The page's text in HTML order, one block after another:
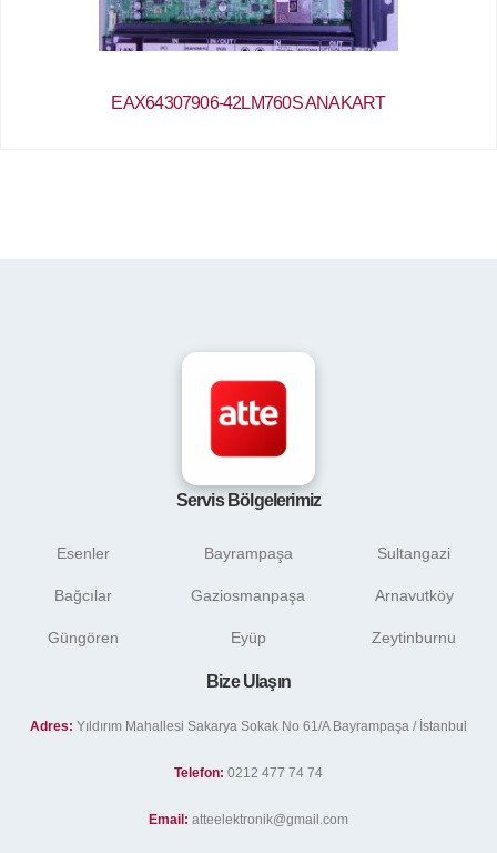
EAX64307906-42LM760S ANAKART
Servis Bölgelerimiz
Esenler
Bağcılar
Güngören
Bayrampaşa
Gaziosmanpaşa
Eyüp
Sultangazi
Arnavutköy
Zeytinburnu
Bize Ulaşın
Adres: Yıldırım Mahallesi Sakarya Sokak No 61/A Bayrampaşa / İstanbul
Telefon: 0212 477 74 74
Email: atteelektronik@gmail.com